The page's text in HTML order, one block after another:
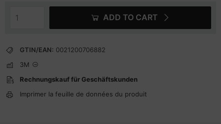
ADD TO CART
GTIN/EAN: 0021200706882
3M
Rechnungskauf für Geschäftskunden
Imprimer la feuille de données du produit